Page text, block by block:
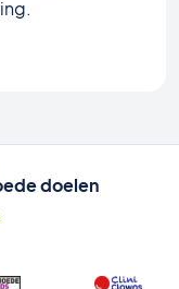
doelen